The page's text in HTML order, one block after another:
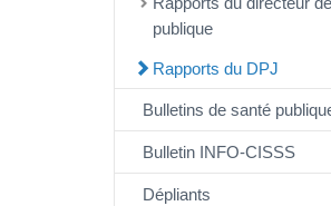
publique
Rapports du DPJ
Bulletins de santé
Bulletin INFO-CISSS
Dépliants